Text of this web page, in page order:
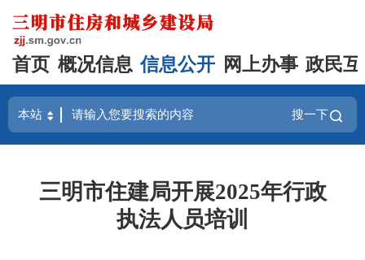
首页 概况信息 信息公开 网上办事 政民
搜一下
三明市住建局开展2025年行政
执法人员培训